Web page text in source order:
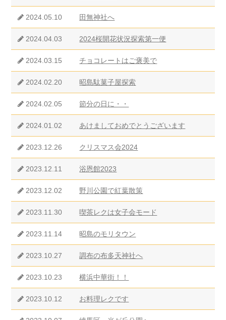
2024.05.10 田無神社へ
2024.04.03 2024桜開花状況探索第一便
2024.03.15 チョコレートはご褒美で
2024.02.20 昭島駄菓子屋探索
2024.02.05 節分の日に・・
2024.01.02 あけましておめでとうございます
2023.12.26 クリスマス会2024
2023.12.11 浴恩館2023
2023.12.02 野川公園で紅葉散策
2023.11.30 喫茶レクは女子会モード
2023.11.14 昭島のモリタウン
2023.10.27 調布の布多天神社へ
2023.10.23 横浜中華街！！
2023.10.12 お料理レクです